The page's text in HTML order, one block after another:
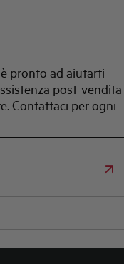
pronto ad aiutarti
post-vendita
Contattaci per ogni